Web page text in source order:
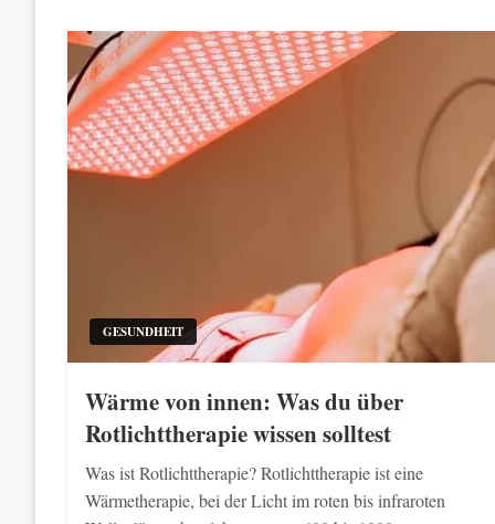
GESUNDHEIT
Wärme von innen: Was du über
Rotlichttherapie wissen solltest
Was ist Rotlichttherapie? Rotlichttherapie ist eine
Wärmetherapie, bei der Licht im roten bis infraroten